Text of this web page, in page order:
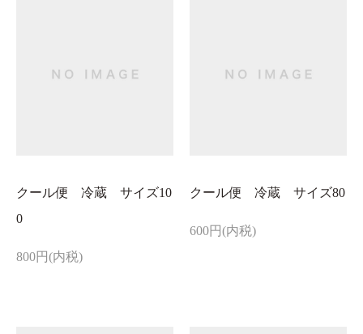
クール便 冷蔵 サイズ10
0
800円(内税)
クール便 冷蔵 サイズ80
600円(内税)